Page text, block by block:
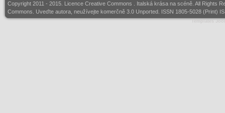
Copyright 2011 - 2015. Licence Creative Commons
. Italská krása na scéně. All Rights
Commons. Uveďte autora, neužívejte komerčně 3.0 Unported. ISSN 1805-5028 (Print)
Templates